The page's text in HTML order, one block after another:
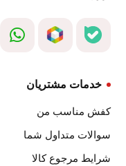
خدمات مشتریان
کفش مناسب من
سوالات متداول شما
شرایط مرجوع کالا